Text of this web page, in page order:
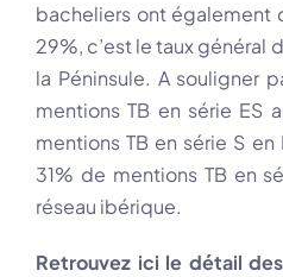
bacheliers ont également
29%, c’est le taux général
la Péninsule. A souligner
mentions TB en série ES
mentions TB en série S
31% de mentions TB en
réseau ibérique.
Retrouvez ici le détail